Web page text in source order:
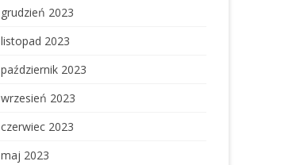
grudzień 2023
listopad 2023
październik 2023
wrzesień 2023
czerwiec 2023
maj 2023